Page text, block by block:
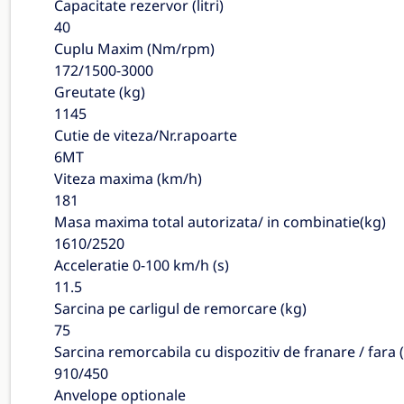
Capacitate rezervor (litri)
40
Cuplu Maxim (Nm/rpm)
172/1500-3000
Greutate (kg)
1145
Cutie de viteza/Nr.rapoarte
6MT
Viteza maxima (km/h)
181
Masa maxima total autorizata/ in combinatie(kg)
1610/2520
Acceleratie 0-100 km/h (s)
11.5
Sarcina pe carligul de remorcare (kg)
75
Sarcina remorcabila cu dispozitiv de franare / fara
910/450
Anvelope optionale